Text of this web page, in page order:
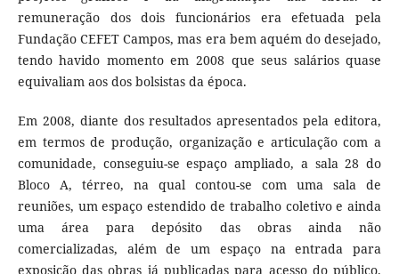
remuneração dos dois funcionários era efetuada pela
Fundação CEFET Campos, mas era bem aquém do desejado,
tendo havido momento em 2008 que seus salários quase
equivaliam aos dos bolsistas da época.
Em 2008, diante dos resultados apresentados pela editora,
em termos de produção, organização e articulação com a
comunidade, conseguiu-se espaço ampliado, a sala 28 do
Bloco A, térreo, na qual contou-se com uma sala de
reuniões, um espaço estendido de trabalho coletivo e ainda
uma área para depósito das obras ainda não
comercializadas, além de um espaço na entrada para
exposição das obras já publicadas para acesso do público.